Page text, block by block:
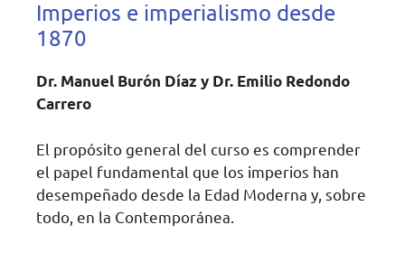
Imperios e imperialismo desde
1870
Dr. Manuel Burón Díaz y Dr. Emilio Redondo
Carrero
El propósito general del curso es comprender
el papel fundamental que los imperios han
desempeñado desde la Edad Moderna y, sobre
todo, en la Contemporánea.